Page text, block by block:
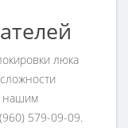
люка
нашим
579-09-09.